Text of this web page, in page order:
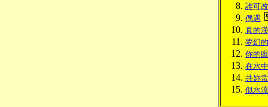
誰可
偶遇
真的
夢幻
你的
在水
共妳
似水